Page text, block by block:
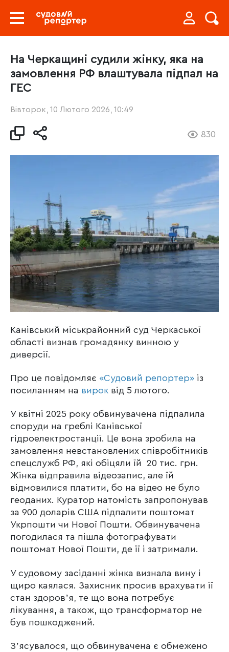
На Черкащині судили жінку, яка на
замовлення РФ влаштувала підпал на
ГЕС
Вівторок, 10 Лютого 2026, 10:49
830
Канівський міськрайонний суд Черкаської
області визнав громадянку винною у
диверсії.
Про це повідомляє «Судовий репортер» із
посиланням на вирок від 5 лютого.
У квітні 2025 року обвинувачена підпалила
споруди на греблі Канівської
гідроелектростанції. Це вона зробила на
замовлення невстановлених співробітників
спецслужб РФ, які обіцяли їй 20 тис. грн.
Жінка відправила відеозапис, але їй
відмовилися платити, бо на відео не було
геоданих. Куратор натомість запропонував
за 900 доларів США підпалити поштомат
Укрпошти чи Нової Пошти. Обвинувачена
погодилася та пішла фотографувати
поштомат Нової Пошти, де її і затримали.
У судовому засіданні жінка визнала вину і
щиро каялася. Захисник просив врахувати її
стан здоровʼя, те що вона потребує
лікування, а також, що трансформатор не
був пошкоджений.
Зʼясувалося, що обвинувачена є обмежено